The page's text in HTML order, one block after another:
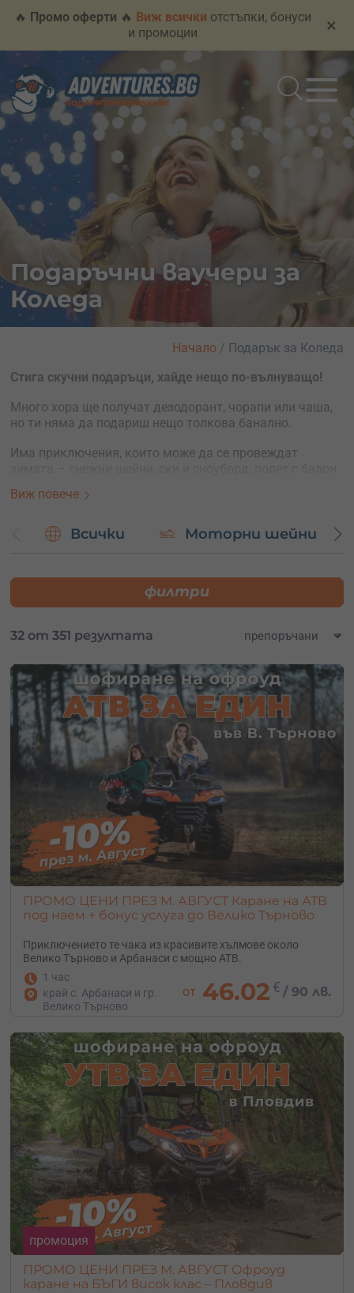
🔥 Промо оферти 🔥 Виж всички отстъпки, бонуси
и промоции
×
Подаръчни ваучери за
Коледа
Стига скучни подаръци, хайде нещо по-вълнуващо!
Много хора ще получат дезодорант, чорапи или чаша,
но ти няма да подариш нещо толкова банално.
Има приключения, които може да се провеждат
пейнтбол, авиосимулатор, картинг.
получателят ще може да си избере каквото и когато
Виж повече
Начало / Подарък за Коледа
Всички Моторни шейни
филтри
32 от 351 резултата
ПРОМО ЦЕНИ ПРЕЗ М. АВГУСТ Каране на АТВ
под наем + бонус услуга до Велико Търново
Приключението те чака из красивите хълмове около
Велико Търново и Арбанаси с мощно АТВ.
1 час
край с. Арбанаси и гр.
Велико Търново
от 46.02 € / 90 лв.
промоция
ПРОМО ЦЕНИ ПРЕЗ М. АВГУСТ Офроуд
каране на БЪГИ висок клас – Пловдив